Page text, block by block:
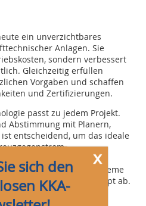
ein unverzichtbares
Anlagen. Sie
sondern verbessert
Gleichzeitig erfüllen
Vorgaben und schaffen
und Zertifizierungen.
passt zu jedem Projekt.
Abstimmung mit Planern,
entscheidend, um das ideale
,
ein KVS-System.
etwaige ergänzende Systeme
effizientes Gesamtkonzept ab.
optimal nutzen –
Raumluft genießen
x
sich den
KKA-